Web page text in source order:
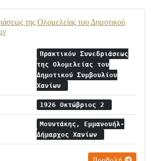
της Ολομελείας του Δημοτικού
Πρακτικόν Συνεδριάσεως
της Ολομελείας του
Δημοτικού Συμβουλίου
Χανίων
1926 Οκτώβριος 2
Μουντάκης, Εμμανουήλ-
Δήμαρχος Χανίων